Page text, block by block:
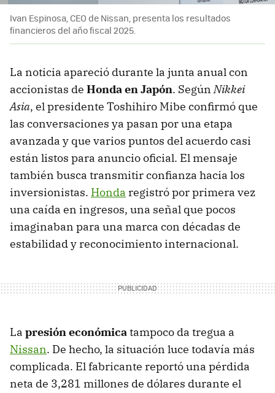
Ivan Espinosa, CEO de Nissan, presenta los resultados
financieros del año fiscal 2025.
La noticia apareció durante la junta anual con
accionistas de Honda en Japón. SegúnNikkei
Asia, el presidente Toshihiro Mibe confirmó que
las conversaciones ya pasan por una etapa
avanzada y que varios puntos del acuerdo casi
están listos para anuncio oficial. El mensaje
también busca transmitir confianza hacia los
inversionistas. Honda registró por primera vez
una caída en ingresos, una señal que pocos
imaginaban para una marca con décadas de
estabilidad y reconocimiento internacional.
La presión económicatampoco da tregua a
Nissan. De hecho, la situación luce todavía más
complicada. El fabricante reportó una pérdida
neta de 3,281 millones de dólares durante el